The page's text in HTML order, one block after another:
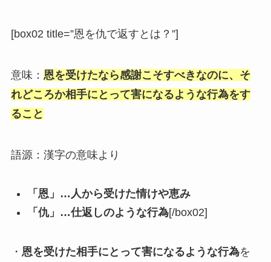
[box02 title=”恩を仇で返すとは？”]
意味： 恩を受けたなら感謝こそすべきなのに、そ
れどころか相手にとって害になるような行為をす
ること
語源：漢字の意味より
「恩」…人から受けた情けや恵み
「仇」…仕返しのような行為[/box02]
・ 恩を受けた相手にとって害になるような行為を